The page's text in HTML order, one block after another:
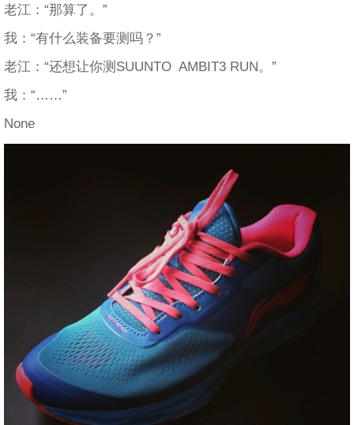
老江：“那算了。”
我：“有什么装备要测吗？”
老江：“还想让你测SUUNTO AMBIT3 RUN。”
我：“……”
None